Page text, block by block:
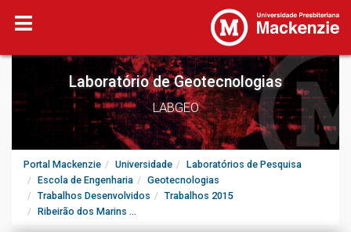
Laboratório de Geotecnologias
LABGEO
Portal Mackenzie Universidade
Laboratórios de Pesquisa
Escola de Engenharia
Geotecnologias
Trabalhos Desenvolvidos
Trabalhos 2015
Ribeirão dos Marins ...